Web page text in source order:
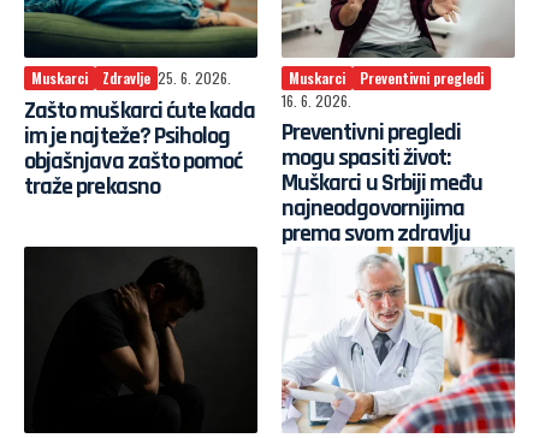
Muskarci Zdravlje 25. 6. 2026.
Zašto muškarci ćute kada
im je najteže? Psiholog
objašnjava zašto pomoć
traže prekasno
Muskarci
Preventivni pregledi
16. 6. 2026.
Preventivni pregledi
mogu spasiti život:
Muškarci u Srbiji među
najneodgovornijima
prema svom zdravlju